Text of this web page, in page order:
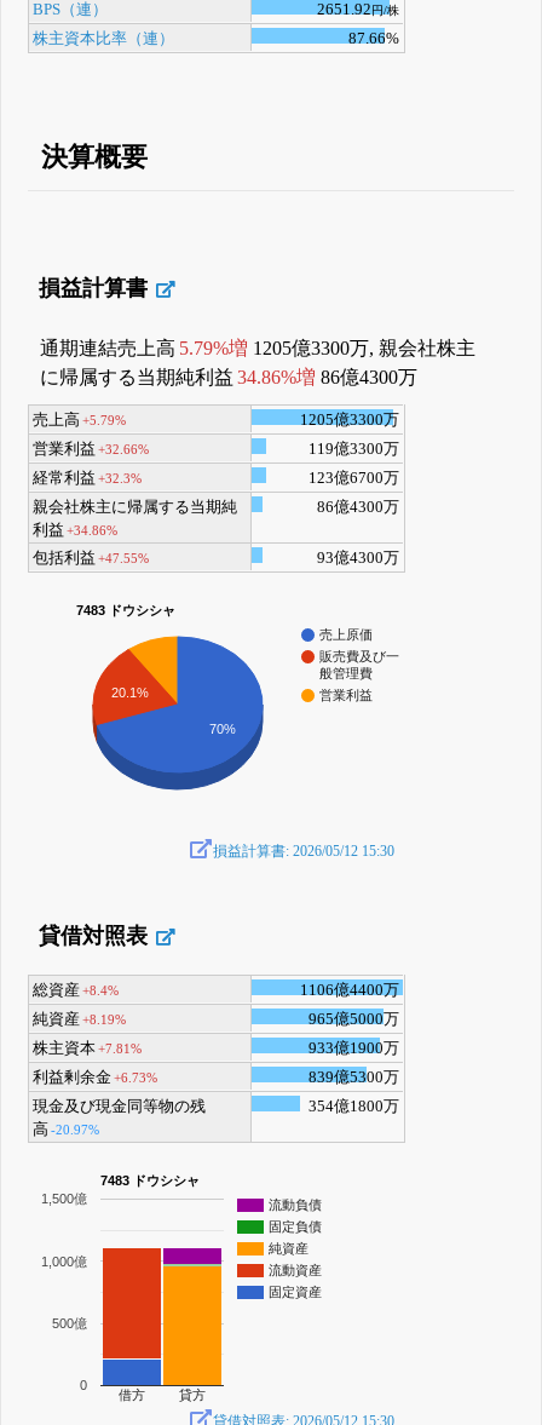
BPS（連） 2651.92円/株
株主資本比率（連） 87.66%
決算概要
損益計算書
通期連結売上高 5.79%増 1205億3300万, 親会社株主
に帰属する当期純利益 34.86%増 86億4300万
売上高+5.79%
1205億3300万
営業利益 +32.66%
119億3300万
経常利益 +32.3%
123億6700万
親会社株主に帰属する当期純
利益 +34.86%
86億4300万
包括利益 +47.55% 93億4300万
7483 ドウシシャ
売上原価
販売費及び一
般管理費
営業利益
20.1%
70%
損益計算書: 2026/05/12 15:30
貸借対照表
総資産+8.4%
1106億4400万
純資産+8.19%
965億5000万
株主資本+7.81%
933億1900万
利益剰余金+6.73%
839億5300万
現金及び現金同等物の残
高 -20.97%
354億1800万
7483 ドウシシャ
流動負債
固定負債
純資産
流動資産
固定資産
借方 貸方
0
500億
1,000億
1,500億